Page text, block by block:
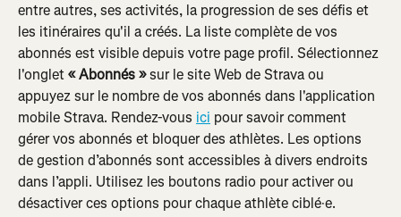
entre autres, ses activités, la progression de ses défis et
les itinéraires qu'il a créés. La liste complète de vos
abonnés est visible depuis votre page profil. Sélectionnez
l'onglet « Abonnés » sur le site Web de Strava ou
appuyez sur le nombre de vos abonnés dans l'application
mobile Strava. Rendez-vous ici pour savoir comment
gérer vos abonnés et bloquer des athlètes. Les options
de gestion d’abonnés sont accessibles à divers endroits
dans l’appli. Utilisez les boutons radio pour activer ou
désactiver ces options pour chaque athlète ciblé·e.